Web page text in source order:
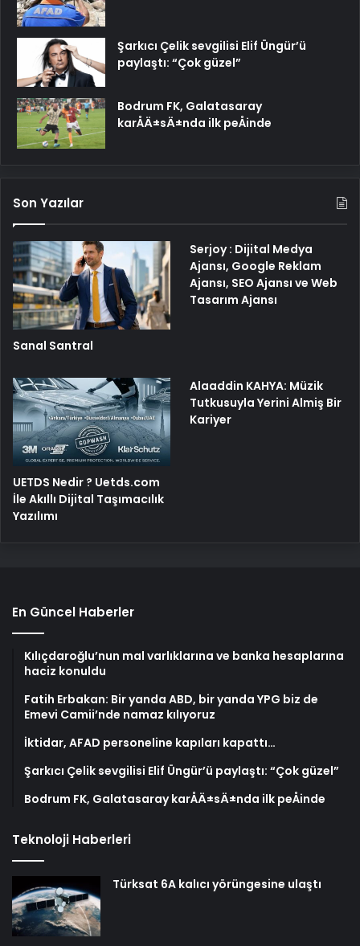
Şarkıcı Çelik sevgilisi Elif Üngür’ü
paylaştı: “Çok güzel”
Bodrum FK, Galatasaray
karÅÄ±sÄ±nda ilk peÅinde
Son Yazılar
Sanal Santral
Serjoy : Dijital Medya
Ajansı, Google Reklam
Ajansı, SEO Ajansı ve Web
Tasarım Ajansı
UETDS Nedir ? Uetds.com
İle Akıllı Dijital Taşımacılık
Yazılımı
Alaaddin KAHYA: Müzik
Tutkusuyla Yerini Almiş Bir
Kariyer
En Güncel Haberler
Kılıçdaroğlu’nun mal varlıklarına ve banka hesaplarına
haciz konuldu
Fatih Erbakan: Bir yanda ABD, bir yanda YPG biz de
Emevi Camii’nde namaz kılıyoruz
İktidar, AFAD personeline kapıları kapattı…
Şarkıcı Çelik sevgilisi Elif Üngür’ü paylaştı: “Çok güzel”
Bodrum FK, Galatasaray karÅÄ±sÄ±nda ilk peÅinde
Teknoloji Haberleri
Türksat 6A kalıcı yörüngesine ulaştı